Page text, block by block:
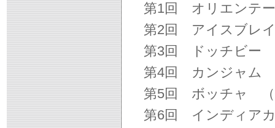
第1回 オリエンテ
第2回 アイスブレ
第3回 ドッチビー
第4回 カンジャム
第5回 ボッチャ
第6回 インディア